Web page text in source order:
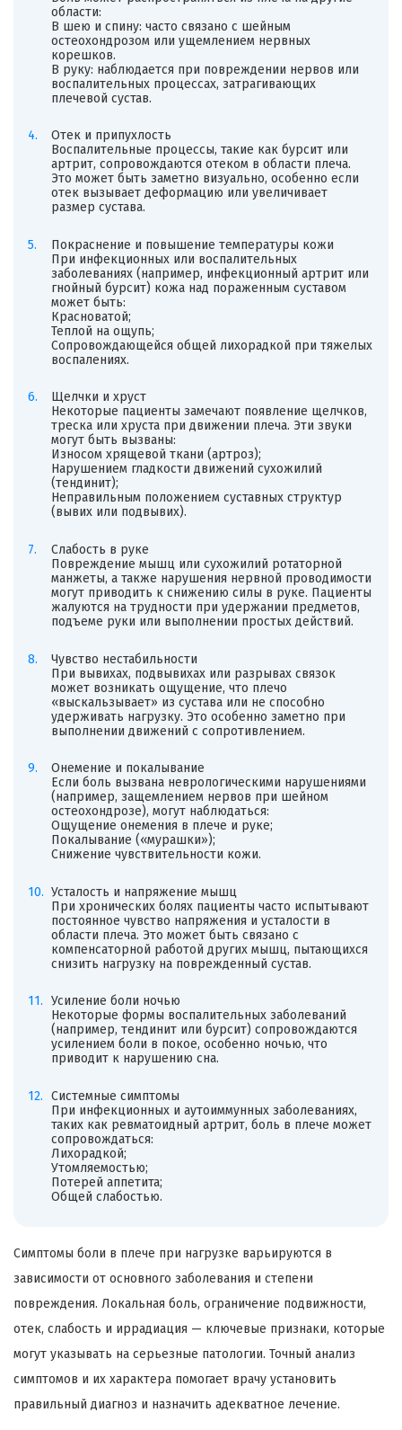
области:
В шею и спину: часто связано с шейным
остеохондрозом или ущемлением нервных
корешков.
В руку: наблюдается при повреждении нервов или
воспалительных процессах, затрагивающих
плечевой сустав.
Отек и припухлость
Воспалительные процессы, такие как бурсит или
артрит, сопровождаются отеком в области плеча.
Это может быть заметно визуально, особенно если
отек вызывает деформацию или увеличивает
размер сустава.
Покраснение и повышение температуры кожи
При инфекционных или воспалительных
заболеваниях (например, инфекционный артрит или
гнойный бурсит) кожа над пораженным суставом
может быть:
Красноватой;
Теплой на ощупь;
Сопровождающейся общей лихорадкой при тяжелых
воспалениях.
Щелчки и хруст
Некоторые пациенты замечают появление щелчков,
треска или хруста при движении плеча. Эти звуки
могут быть вызваны:
Износом хрящевой ткани (артроз);
Нарушением гладкости движений сухожилий
(тендинит);
Неправильным положением суставных структур
(вывих или подвывих).
Слабость в руке
Повреждение мышц или сухожилий ротаторной
манжеты, а также нарушения нервной проводимости
могут приводить к снижению силы в руке. Пациенты
жалуются на трудности при удержании предметов,
подъеме руки или выполнении простых действий.
Чувство нестабильности
При вывихах, подвывихах или разрывах связок
может возникать ощущение, что плечо
«выскальзывает» из сустава или не способно
удерживать нагрузку. Это особенно заметно при
выполнении движений с сопротивлением.
Онемение и покалывание
Если боль вызвана неврологическими нарушениями
(например, защемлением нервов при шейном
остеохондрозе), могут наблюдаться:
Ощущение онемения в плече и руке;
Покалывание («мурашки»);
Снижение чувствительности кожи.
Усталость и напряжение мышц
При хронических болях пациенты часто испытывают
постоянное чувство напряжения и усталости в
области плеча. Это может быть связано с
компенсаторной работой других мышц, пытающихся
снизить нагрузку на поврежденный сустав.
Усиление боли ночью
Некоторые формы воспалительных заболеваний
(например, тендинит или бурсит) сопровождаются
усилением боли в покое, особенно ночью, что
приводит к нарушению сна.
Системные симптомы
При инфекционных и аутоиммунных заболеваниях,
таких как ревматоидный артрит, боль в плече может
сопровождаться:
Лихорадкой;
Утомляемостью;
Потерей аппетита;
Общей слабостью.
Симптомы боли в плече при нагрузке варьируются в
зависимости от основного заболевания и степени
повреждения. Локальная боль, ограничение подвижности,
отек, слабость и иррадиация — ключевые признаки, которые
могут указывать на серьезные патологии. Точный анализ
симптомов и их характера помогает врачу установить
правильный диагноз и назначить адекватное лечение.